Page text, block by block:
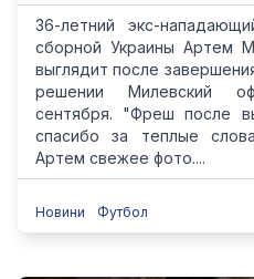
36-летний экс-
сборной Украины Артем
выглядит после
решении Милевский
сентября. "Фреш после
спасибо за теплые
Артем свежее фото....
Новини Футбол